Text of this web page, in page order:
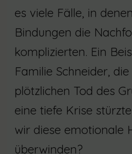
es viele Fälle, in
Bindungen die
komplizierten. Ein
Familie Schneider,
plötzlichen Tod des
eine tiefe Krise
wir diese emotionale
überwinden?